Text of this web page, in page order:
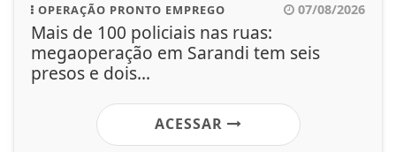
OPERAÇÃO PRONTO EMPREGO 07/08/2026
Mais de 100 policiais nas ruas:
megaoperação em Sarandi tem seis
presos e dois...
ACESSAR